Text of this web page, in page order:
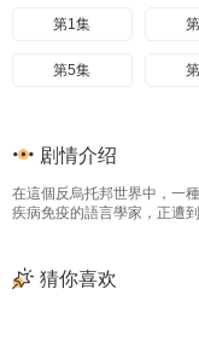
第1集
第5集
剧情介绍
在這個反烏托邦世界中，一
疾病免疫的語言學家，正遭
猜你喜欢